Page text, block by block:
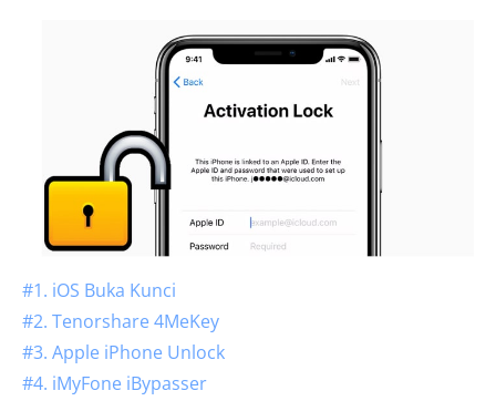
#1. iOS Buka Kunci
#2. Tenorshare 4MeKey
#3. Apple iPhone Unlock
#4. iMyFone iBypasser